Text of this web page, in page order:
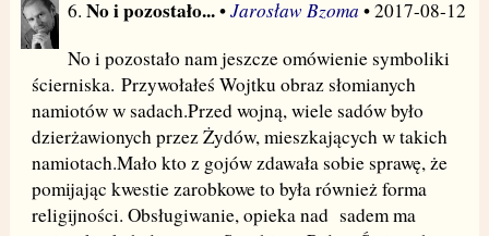
6. No i pozostało...•Jarosław Bzoma • 2017-08-12
No i pozostało nam jeszcze omówienie symboliki
ścierniska. Przywołałeś Wojtku obraz słomianych
namiotów w sadach.Przed wojną, wiele sadów było
dzierżawionych przez Żydów, mieszkających w takich
namiotach.Mało kto z gojów zdawała sobie sprawę, że
pomijając kwestie zarobkowe to była również forma
religijności. Obsługiwanie, opieka nad sadem ma